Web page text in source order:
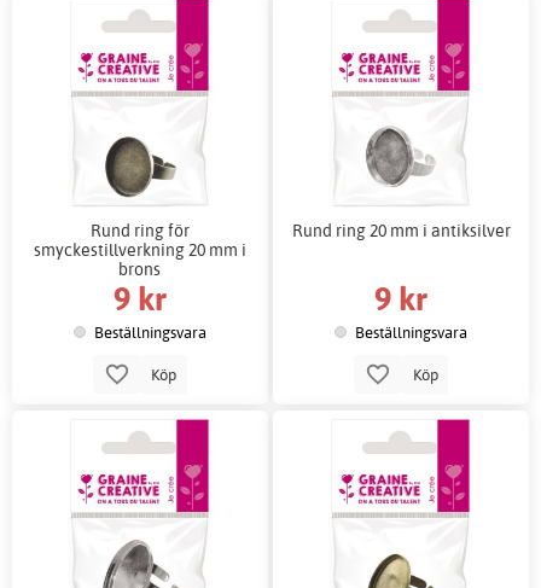
Rund ring för
smyckestillverkning 20 mm i
brons
9 kr
Beställningsvara
Köp
Rund ring 20 mm i antiksilver
9 kr
Beställningsvara
Köp